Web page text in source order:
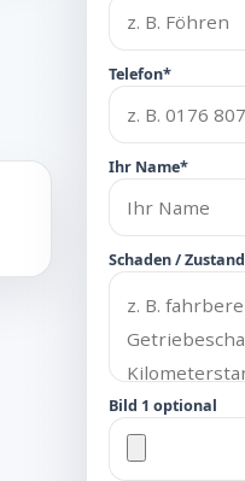
Telefon*
Ihr Name*
Schaden / Zustand
Bild 1 optional